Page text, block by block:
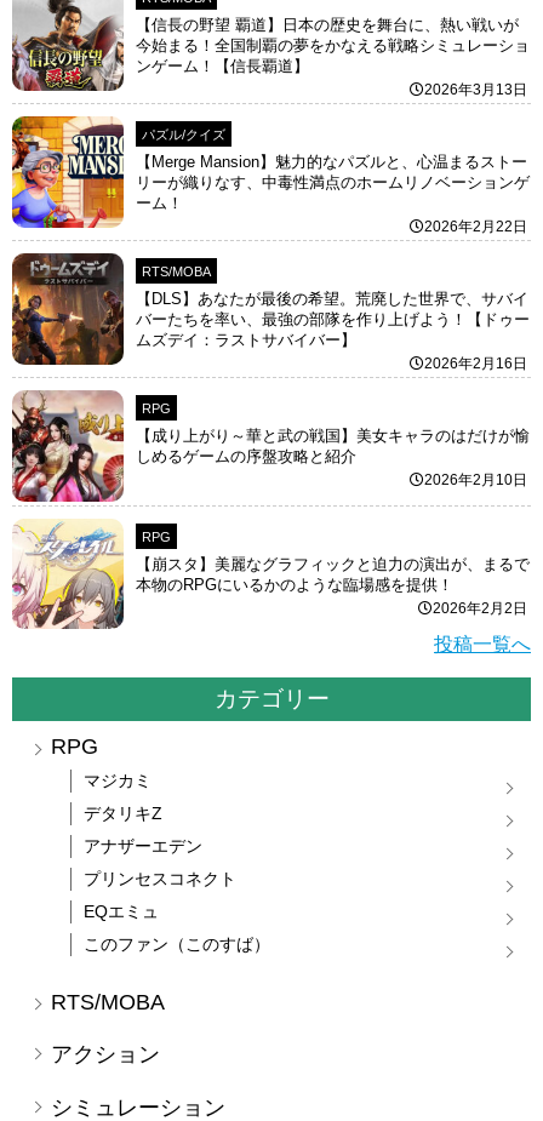
【信長の野望 覇道】日本の歴史を舞台に、熱い戦いが
今始まる！全国制覇の夢をかなえる戦略シミュレーショ
ンゲーム！【信長覇道】
2026年3月13日
パズル/クイズ
【Merge Mansion】魅力的なパズルと、心温まるストー
リーが織りなす、中毒性満点のホームリノベーションゲ
ーム！
2026年2月22日
RTS/MOBA
【DLS】あなたが最後の希望。荒廃した世界で、サバイ
バーたちを率い、最強の部隊を作り上げよう！【ドゥー
ムズデイ：ラストサバイバー】
2026年2月16日
RPG
【成り上がり～華と武の戦国】美女キャラのはだけが愉
しめるゲームの序盤攻略と紹介
2026年2月10日
RPG
【崩スタ】美麗なグラフィックと迫力の演出が、まるで
本物のRPGにいるかのような臨場感を提供！
2026年2月2日
投稿一覧へ
カテゴリー
RPG
マジカミ
デタリキZ
アナザーエデン
プリンセスコネクト
EQエミュ
このファン（このすば）
RTS/MOBA
アクション
シミュレーション